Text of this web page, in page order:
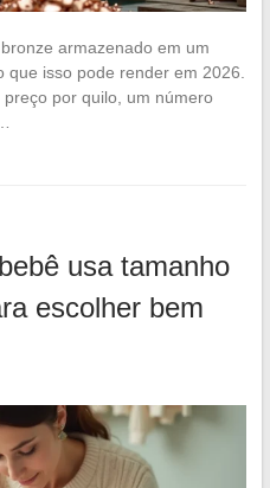
armazenado em um
isso pode render em 2026.
por quilo, um número
usa tamanho
escolher bem